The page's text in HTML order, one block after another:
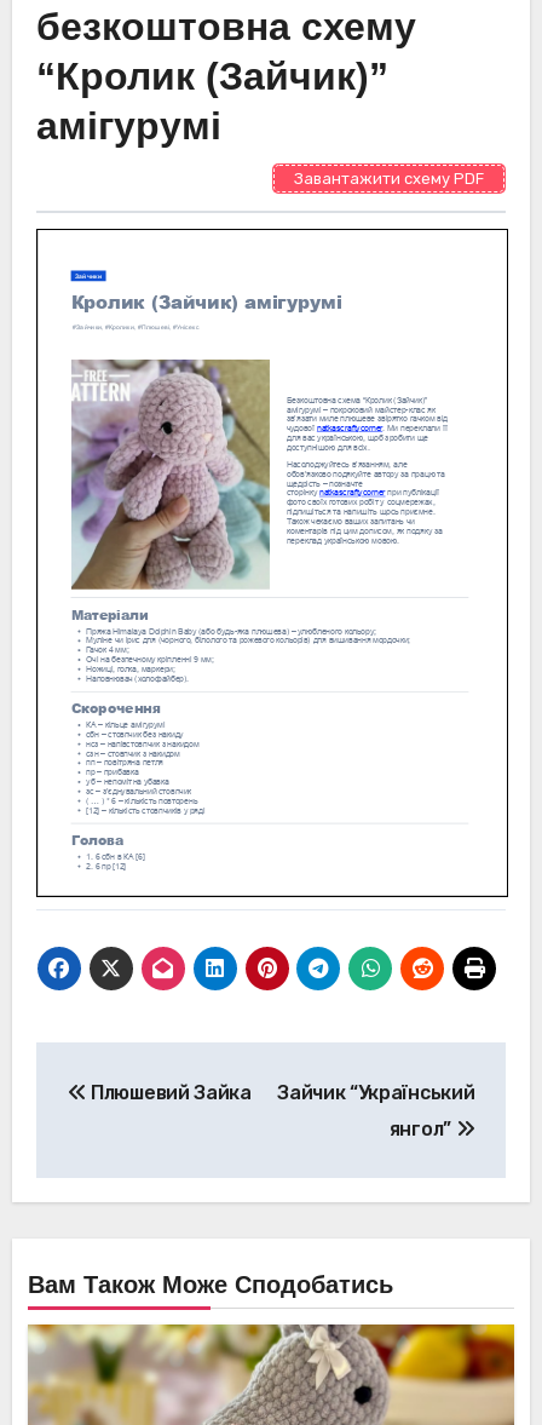
безкоштовна схему
“Кролик (Зайчик)”
амігурумі
Завантажити схему PDF
Плюшевий Зайка
Зайчик “Український
янгол”
Вам Також Може Сподобатись